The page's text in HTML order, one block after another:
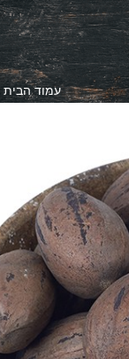
עמוד הבית